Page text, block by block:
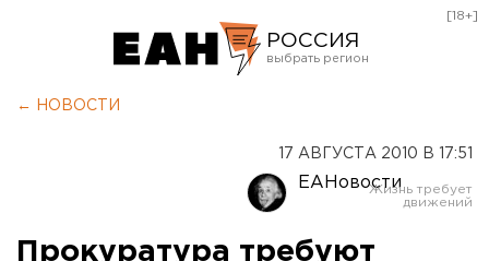
РОССИЯ
Оренбург
[18+]
← НОВОСТИ
17 АВГУСТА 2010 В 17:51
ЕАНовости
Прокуратура требуют